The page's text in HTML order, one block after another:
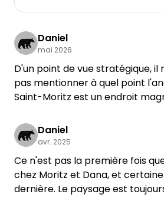
Daniel
mai 2026
D'un point de vue stratégique,
pas mentionner à quel point
Saint-Moritz est un endroit
en œuvre gentillesse,
sans cesse, de bonnes idées.
magnifiques collines, lacs et
que l'on découvre le mieux à
encore les chants d'oiseaux, le
tout simplement un super
Daniel
avr. 2025
Ce n'est pas la première fois
chez Moritz et Dana, et
dernière. Le paysage est